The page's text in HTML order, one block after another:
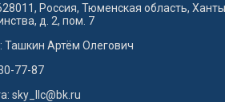
Россия, Тюменская область,
д. 2, пом. 7
Ташкин Артём Олегович
77-87
sky_llc@bk.ru